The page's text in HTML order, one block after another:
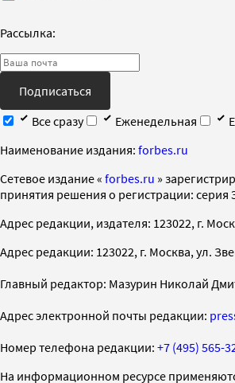
Рассылка:
Подписаться
Все сразу
Еженедельная
Наименование издания: forbes.ru
Cетевое издание « forbes.ru »
принятия решения о регистрации: серия
Адрес редакции, издателя: 123022, г.
Адрес редакции: 123022, г. Москва, ул.
Главный редактор: Мазурин Николай
Адрес электронной почты редакции:
Номер телефона редакции: +7 (495) 565-
На информационном ресурсе